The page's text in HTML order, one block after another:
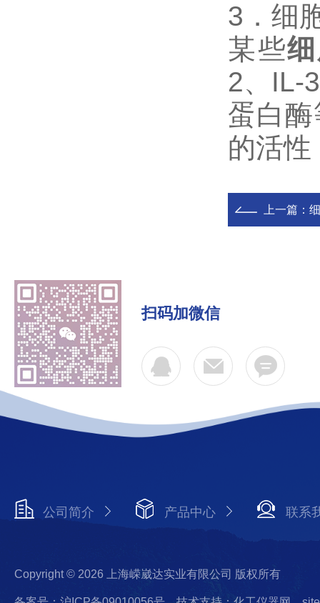
3．细
某些
2、IL-
蛋白
的活性
上一篇：
扫码加微信
公司简介 产品中心 联系
Copyright © 2026 上海嵘崴达实业有限公司 版权所有